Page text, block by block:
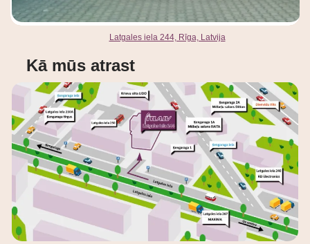
Latgales iela 244, Rīga, Latvija
Kā mūs atrast